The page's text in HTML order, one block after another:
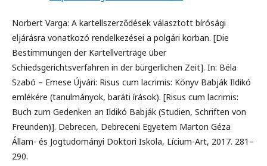
Norbert Varga: A kartellszerződések választott bírósági
eljárásra vonatkozó rendelkezései a polgári korban. [Die
Bestimmungen der Kartellverträge über
Schiedsgerichtsverfahren in der bürgerlichen Zeit]. In: Béla
Szabó – Emese Újvári: Risus cum lacrimis: Könyv Babják Ildikó
emlékére (tanulmányok, baráti írások). [Risus cum lacrimis:
Buch zum Gedenken an Ildikó Babják (Studien, Schriften von
Freunden)]. Debrecen, Debreceni Egyetem Marton Géza
Állam- és Jogtudományi Doktori Iskola, Lícium-Art, 2017. 281–
290.